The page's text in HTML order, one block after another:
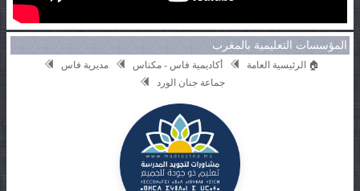
المؤسسات التعليمية بالمغرب
🏠 الرئيسية العامة أكاديمية فاس - مكناس
مديرية فاس
جماعة جنان الورد